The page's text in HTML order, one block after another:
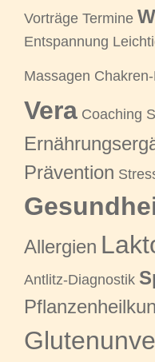
Vorträge Termine
Entspannung
Massagen
Vera Coaching
Prävention
Allergien
Antlitz-Diagnostik